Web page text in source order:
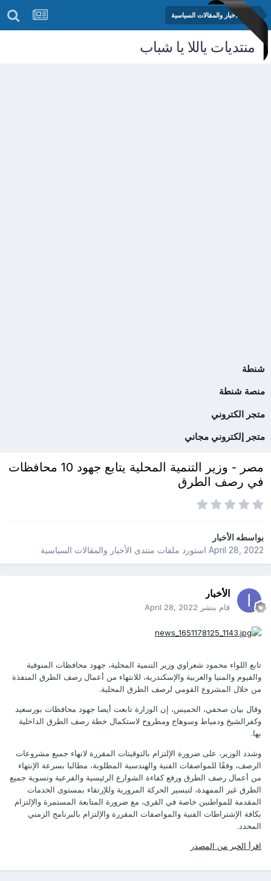
منتدى الأخبار والمقالات السياسية
منتديات ياللا يا شباب
شنطة
منصة شنطة
متجر الكتروني
متجر إلكتروني مجاني
مصر - وزير التنمية المحلية يتابع جهود 10 محافظات
في رصف الطرق
بواسطهالأخبار
April 28, 2022استورد ملفات منتدى الأخبار والمقالات السياسية
الأخبار
قام بنشر April 28, 2022
تابع اللواء محمود شعراوي وزير التنمية المحلية، جهود محافظات المنوفية
والفيوم والمنيا والغربية والإسكندرية، للانتهاء من أعمال رصف الطرق المنفذة
من خلال المشروع القومي لرصف الطرق المحلية.
وقال بيان صحفي، الخميس، إن الوزارة تابعت أيضا جهود محافظات بورسعيد
وكفرالشيخ ودمياط وسوهاج ومطروح لاستكمال خطة رصف الطرق الداخلية
بها.
وشدد الوزير، على ضرورة الإلتزام بالتوقيتات المقررة لانهاء جميع مشروعات
الرصف، وفقًا للمواصفات الفنية والهندسية المطلوبة، مطالبا بسرعة الإنتهاء
من أعمال رصف الطرق ورفع كفاءة الشوارع الرئيسية والفرعية وتسوية جميع
الطرق غير الممهدة، لتيسير الحركة المرورية وللإرتقاء بمستوى الخدمات
المقدمة للمواطنين خاصة في القرى، مع ضرورة المتابعة المستمرة والإلتزام
بكافة الإشتراطات الفنية والمواصفات المقررة والإلتزام بالبرنامج الزمني
المحدد.
اقرأ الخبر من المصدر